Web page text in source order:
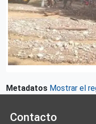
Metadatos Mostrar el
Contacto